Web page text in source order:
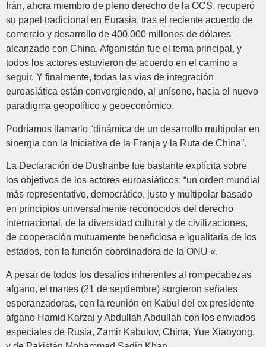
Irán, ahora miembro de pleno derecho de la OCS, recuperó
su papel tradicional en Eurasia, tras el reciente acuerdo de
comercio y desarrollo de 400.000 millones de dólares
alcanzado con China. Afganistán fue el tema principal, y
todos los actores estuvieron de acuerdo en el camino a
seguir. Y finalmente, todas las vías de integración
euroasiática están convergiendo, al unísono, hacia el nuevo
paradigma geopolítico y geoeconómico.
Podríamos llamarlo “dinámica de un desarrollo multipolar en
sinergia con la Iniciativa de la Franja y la Ruta de China”.
La Declaración de Dushanbe fue bastante explícita sobre
los objetivos de los actores euroasiáticos: “un orden mundial
más representativo, democrático, justo y multipolar basado
en principios universalmente reconocidos del derecho
internacional, de la diversidad cultural y de civilizaciones,
de cooperación mutuamente beneficiosa e igualitaria de los
estados, con la función coordinadora de la ONU «.
A pesar de todos los desafíos inherentes al rompecabezas
afgano, el martes (21 de septiembre) surgieron señales
esperanzadoras, con la reunión en Kabul del ex presidente
afgano Hamid Karzai y Abdullah Abdullah con los enviados
especiales de Rusia, Zamir Kabulov, China, Yue Xiaoyong,